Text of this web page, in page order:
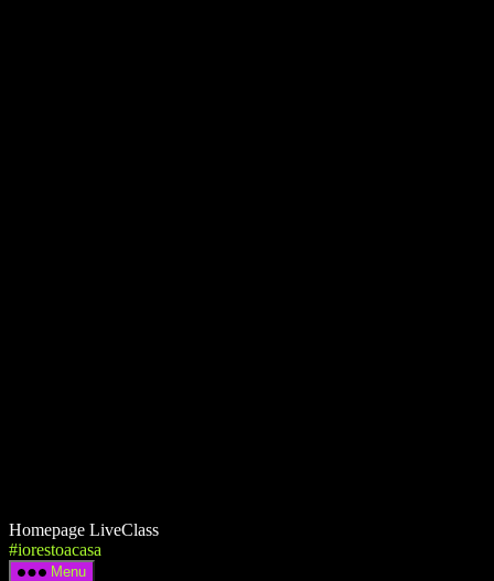
Homepage LiveClass
#iorestoacasa
Menu